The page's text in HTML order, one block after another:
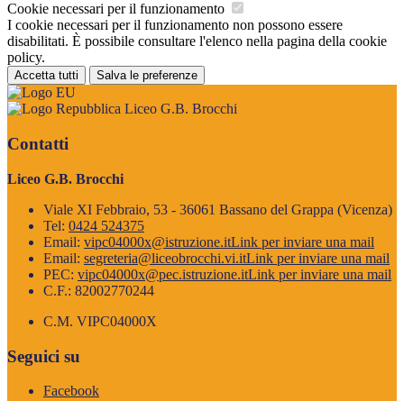
Cookie necessari per il funzionamento
I cookie necessari per il funzionamento non possono essere
disabilitati. È possibile consultare l'elenco nella pagina della cookie
policy.
Accetta tutti Salva le preferenze
Liceo G.B. Brocchi
Contatti
Liceo G.B. Brocchi
Viale XI Febbraio, 53 - 36061 Bassano del Grappa (Vicenza)
Tel: 0424 524375
Email: vipc04000x@istruzione.itLink per inviare una mail
Email: segreteria@liceobrocchi.vi.itLink per inviare una mail
PEC: vipc04000x@pec.istruzione.itLink per inviare una mail
C.F.: 82002770244
C.M. VIPC04000X
Seguici su
Facebook